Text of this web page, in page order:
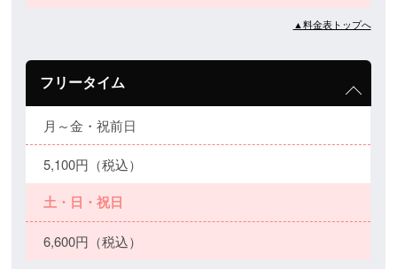
▲料金表トップへ
フリータイム
月～金・祝前日
5,100円（税込）
土・日・祝日
6,600円（税込）